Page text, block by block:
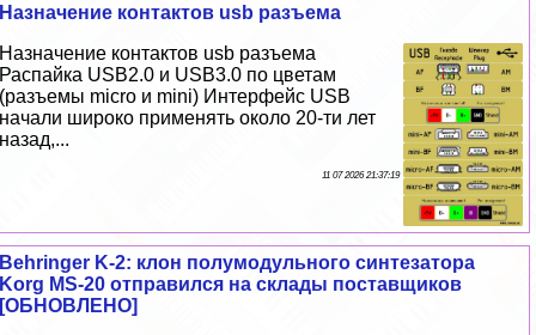
Назначение контактов usb разъема
Назначение контактов usb разъема
Распайка USB2.0 и USB3.0 по цветам
(разъемы micro и mini) Интерфейс USB
начали широко применять около 20-ти лет
назад,...
11 07 2026 21:37:19
Behringer K-2: клон полумодульного синтезатора
Korg MS-20 отправился на склады поставщиков
[ОБНОВЛЕНО]